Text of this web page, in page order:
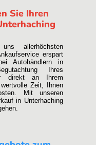
Sie Ihren
allerhöchsten
erspart
Autohändlern in
Ihres
direkt an Ihrem
Zeit, Ihnen
Mit unseren
in Unterhaching